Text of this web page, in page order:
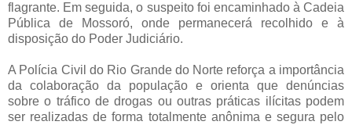
flagrante. Em seguida, o suspeito foi encaminhado à Cadeia
Pública de Mossoró, onde permanecerá recolhido e à
disposição do Poder Judiciário.
A Polícia Civil do Rio Grande do Norte reforça a importância
da colaboração da população e orienta que denúncias
sobre o tráfico de drogas ou outras práticas ilícitas podem
ser realizadas de forma totalmente anônima e segura pelo